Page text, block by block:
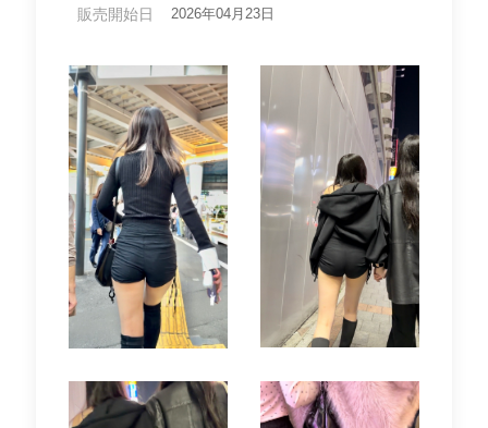
販売開始日 2026年04月23日